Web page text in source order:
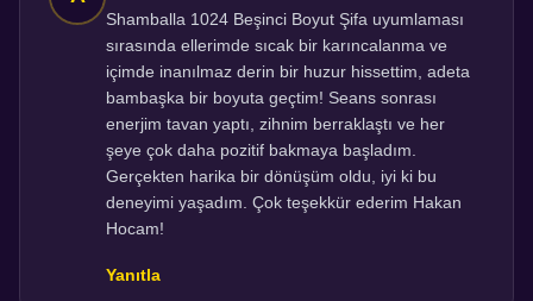
Shamballa 1024 Beşinci Boyut Şifa uyumlaması
sırasında ellerimde sıcak bir karıncalanma ve
içimde inanılmaz derin bir huzur hissettim, adeta
bambaşka bir boyuta geçtim! Seans sonrası
enerjim tavan yaptı, zihnim berraklaştı ve her
şeye çok daha pozitif bakmaya başladım.
Gerçekten harika bir dönüşüm oldu, iyi ki bu
deneyimi yaşadım. Çok teşekkür ederim Hakan
Hocam!
Yanıtla